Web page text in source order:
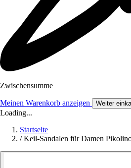
Zwischensumme
Meinen Warenkorb anzeigen Weiter
Loading...
Startseite
/ Keil-Sandalen für Damen